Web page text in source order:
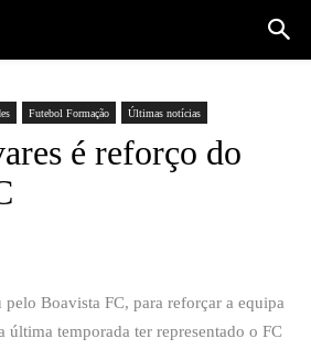
Futebol Formação Últimas notícias
é reforço do
pelo Boavista FC, para reforçar a equipa
última temporada ter representado o FC